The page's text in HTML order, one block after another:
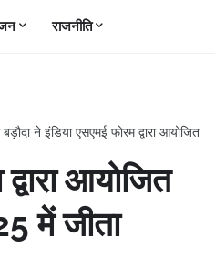
राजनीति
ने इंडिया एसएमई फोरम द्वारा आयोजित
आयोजित
में जीता